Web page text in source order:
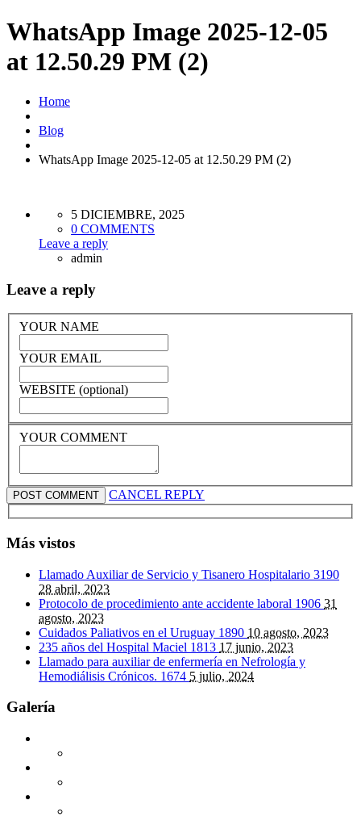
WhatsApp Image 2025-12-05
at 12.50.29 PM (2)
Home
Blog
WhatsApp Image 2025-12-05 at 12.50.29 PM (2)
5 DICIEMBRE, 2025
0 COMMENTS
Leave a reply
admin
Leave a reply
YOUR NAME
YOUR EMAIL
WEBSITE (optional)
YOUR COMMENT
CANCEL REPLY
Más vistos
Llamado Auxiliar de Servicio y Tisanero Hospitalario 3190
28 abril, 2023
Protocolo de procedimiento ante accidente laboral 1906 31
agosto, 2023
Cuidados Paliativos en el Uruguay 1890 10 agosto, 2023
235 años del Hospital Maciel 1813 17 junio, 2023
Llamado para auxiliar de enfermería en Nefrología y
Hemodiálisis Crónicos. 1674 5 julio, 2024
Galería